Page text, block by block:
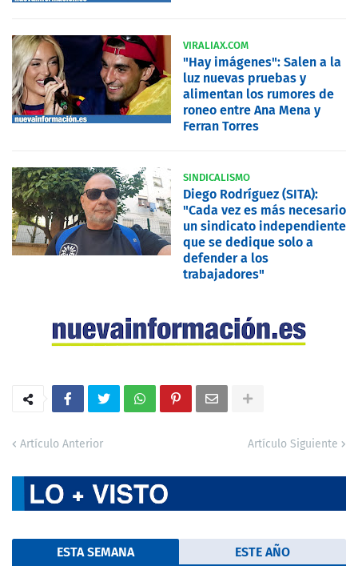
VIRALIAX.COM
"Hay imágenes": Salen a la
luz nuevas pruebas y
alimentan los rumores de
roneo entre Ana Mena y
Ferran Torres
SINDICALISMO
Diego Rodríguez (SITA):
"Cada vez es más necesario
un sindicato independiente
que se dedique solo a
defender a los
trabajadores"
Artículo Anterior Artículo Siguiente
ESTA SEMANA ESTE AÑO